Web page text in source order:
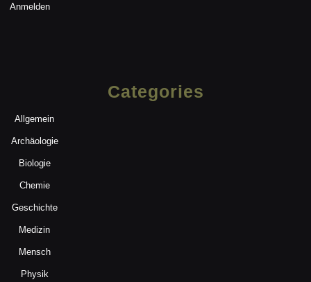
Anmelden
Categories
Allgemein
Archäologie
Biologie
Chemie
Geschichte
Medizin
Mensch
Physik